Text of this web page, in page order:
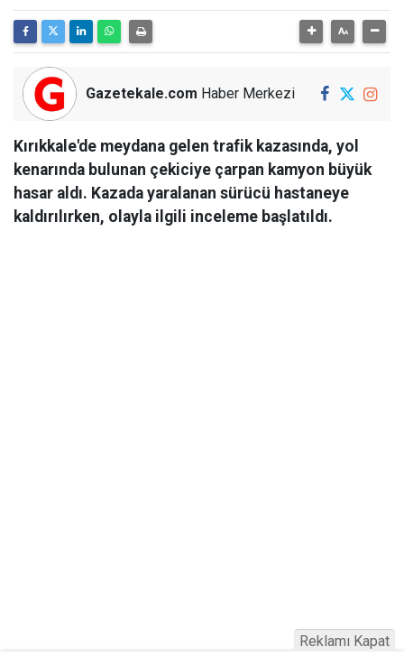
Gazetekale.com Haber Merkezi
Kırıkkale'de meydana gelen trafik kazasında, yol
kenarında bulunan çekiciye çarpan kamyon büyük
hasar aldı. Kazada yaralanan sürücü hastaneye
kaldırılırken, olayla ilgili inceleme başlatıldı.
Reklamı Kapat